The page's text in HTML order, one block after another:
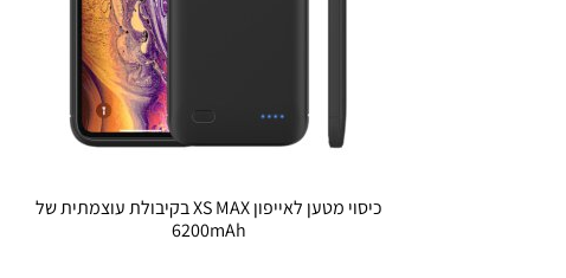
כיסוי מטען לאייפון XS MAX בקיבולת עוצמתית של
6200mAh